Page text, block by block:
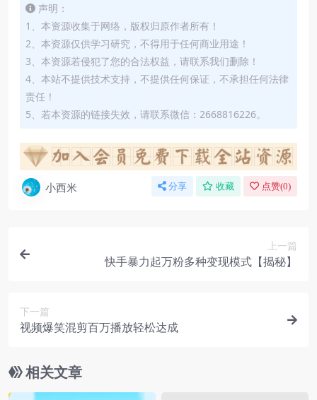
声明：
1、本资源收集于网络，版权归原作者所有！
2、本资源仅供学习研究，不得用于任何商业用途！
3、本资源若侵犯了您的合法权益，请联系我们删除！
4、本站不提供技术支持，不提供任何保证，不承担任何法律
责任！
5、若本资源的链接失效，请联系微信：2668816226。
小西米 分享 收藏 点赞(0)
上一篇
快手暴力起万粉多种变现模式【揭秘】
下一篇
视频爆笑混剪百万播放轻松达成
相关文章